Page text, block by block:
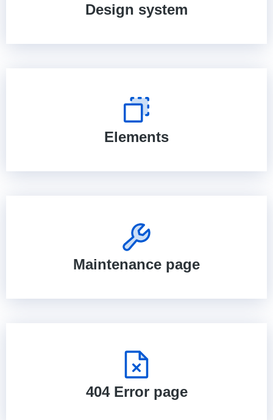
Design system
Elements
Maintenance page
404 Error page